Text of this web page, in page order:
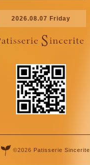
2026.08.07 Friday
©2026 Patisserie Sincerite